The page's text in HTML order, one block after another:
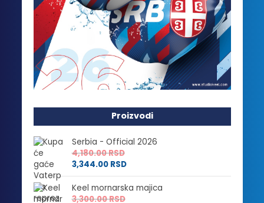
Proizvodi
Serbia - Official 2026
4,180.00RSD
3,344.00 RSD
Keel mornarska majica
3,300.00RSD